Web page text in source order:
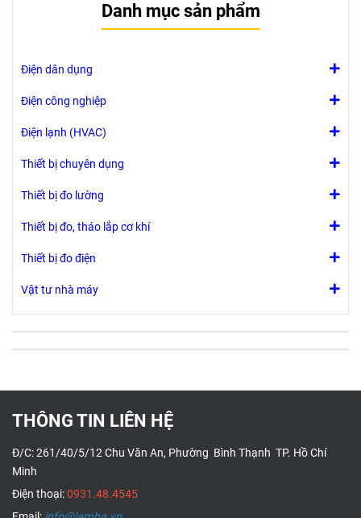
Danh mục sản phẩm
Điện dân dụng
Điện công nghiệp
Điện lạnh (HVAC)
Thiết bị chuyên dụng
Thiết bị đo lường
Thiết bị đo, tháo lắp cơ khí
Thiết bị đo điện
Vật tư nhà máy
THÔNG TIN LIÊN HỆ
Đ/C: 261/40/5/12 Chu Văn An, Phường Bình Thạnh TP. Hồ Chí
Minh
Điện thoại:0931.48.4545